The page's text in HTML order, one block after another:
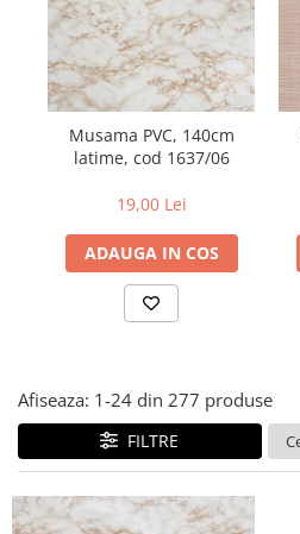
Metraje fețe de masă
Metraje impermeabile
Metraje simple
Metraje Sărbători/Iarnă
Lenjerii de pat policoton
Lenjerii de pat finet 6 piese
Lenjerii de pat percale - bumbac
100%
Lenjerii de pat albe
Lenjerii de pat creponate -
bumbac 100%
LENJERII DE PAT POLICOTON
Musama PVC, 140cm
latime, cod 1637/06
19,00 Lei
ADAUGA IN COS
Afiseaza: 1-24 din 277 produse
FILTRE